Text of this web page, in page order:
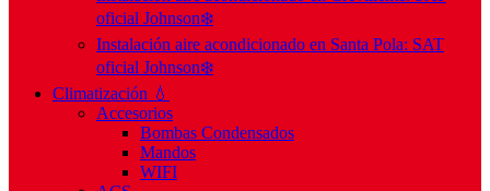
oficial Johnson❄️
Instalación aire acondicionado en Santa Pola: SAT
oficial Johnson❄️
Climatización 💧
Accesorios
Bombas Condensados
Mandos
WIFI